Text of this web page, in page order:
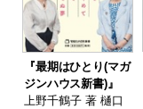
『最期はひとり(マガ
ジンハウス新書)』
上野千鶴子 著 樋口